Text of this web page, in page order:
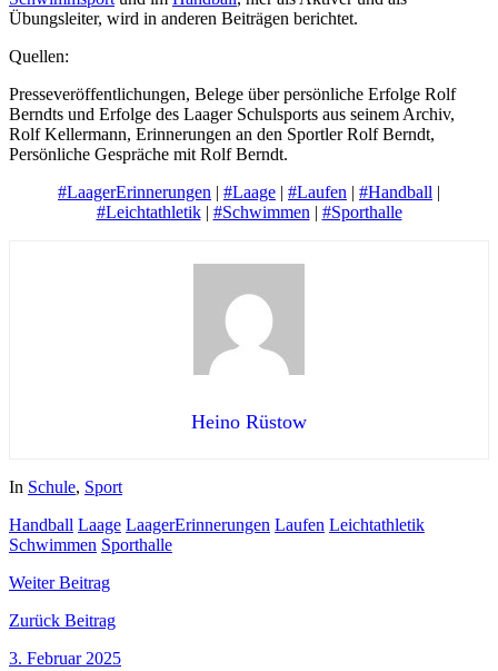
Übungsleiter, wird in anderen Beiträgen berichtet.
Quellen:
Presseveröffentlichungen, Belege über persönliche Erfolge Rolf
Berndts und Erfolge des Laager Schulsports aus seinem Archiv,
Rolf Kellermann, Erinnerungen an den Sportler Rolf Berndt,
Persönliche Gespräche mit Rolf Berndt.
#LaagerErinnerungen | #Laage | #Laufen | #Handball |
#Leichtathletik| #Schwimmen | #Sporthalle
Heino Rüstow
In Schule, Sport
Handball Laage LaagerErinnerungen Laufen Leichtathletik
Schwimmen Sporthalle
WeiterBeitrag
Zurück Beitrag
3. Februar 2025